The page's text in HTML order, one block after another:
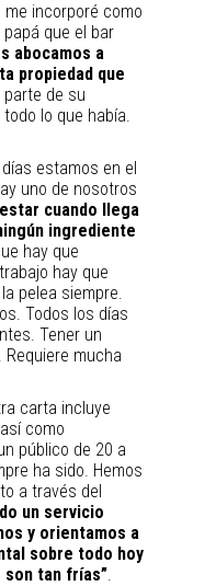
me incorporé como
que el bar
abocamos a
propiedad que
de su
lo que había.
estamos en el
uno de nosotros
cuando llega
ingrediente
hay que
hay que
pelea siempre.
Todos los días
Tener un
mucha
carta incluye
como
público de 20 a
ha sido. Hemos
a través del
un servicio
y orientamos a
sobre todo hoy
tan frías”.